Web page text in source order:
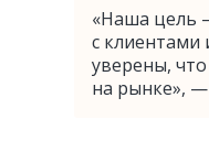
«Наша цель
с
уверены,
на рынке», —